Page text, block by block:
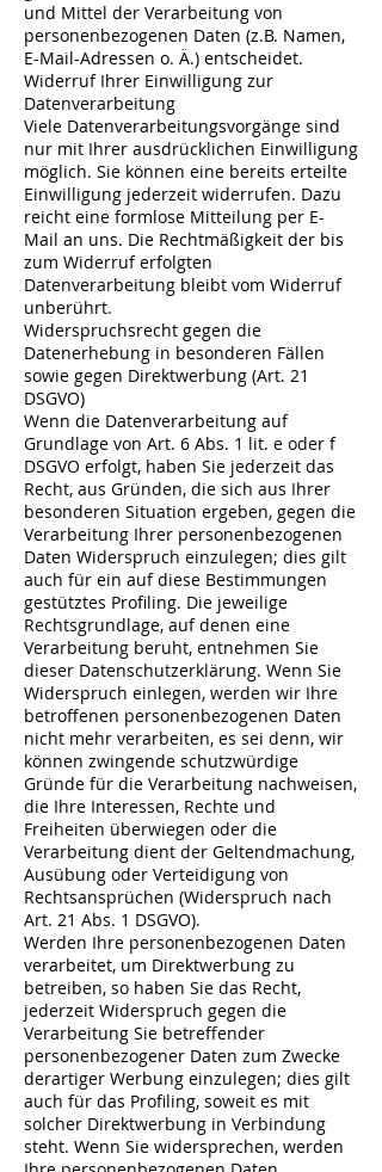
und Mittel der Verarbeitung von
personenbezogenen Daten (z.B. Namen,
E-Mail-Adressen o. Ä.) entscheidet.
Widerruf Ihrer Einwilligung zur
Datenverarbeitung
Viele Datenverarbeitungsvorgänge sind
nur mit Ihrer ausdrücklichen Einwilligung
möglich. Sie können eine bereits erteilte
Einwilligung jederzeit widerrufen. Dazu
reicht eine formlose Mitteilung per E-
Mail an uns. Die Rechtmäßigkeit der bis
zum Widerruf erfolgten
Datenverarbeitung bleibt vom Widerruf
unberührt.
Widerspruchsrecht gegen die
Datenerhebung in besonderen Fällen
sowie gegen Direktwerbung (Art. 21
DSGVO)
Wenn die Datenverarbeitung auf
Grundlage von Art. 6 Abs. 1 lit. e oder f
DSGVO erfolgt, haben Sie jederzeit das
Recht, aus Gründen, die sich aus Ihrer
besonderen Situation ergeben, gegen die
Verarbeitung Ihrer personenbezogenen
Daten Widerspruch einzulegen; dies gilt
auch für ein auf diese Bestimmungen
gestütztes Profiling. Die jeweilige
Rechtsgrundlage, auf denen eine
Verarbeitung beruht, entnehmen Sie
dieser Datenschutzerklärung. Wenn Sie
Widerspruch einlegen, werden wir Ihre
betroffenen personenbezogenen Daten
nicht mehr verarbeiten, es sei denn, wir
können zwingende schutzwürdige
Gründe für die Verarbeitung nachweisen,
die Ihre Interessen, Rechte und
Freiheiten überwiegen oder die
Verarbeitung dient der Geltendmachung,
Ausübung oder Verteidigung von
Rechtsansprüchen (Widerspruch nach
Art. 21 Abs. 1 DSGVO).
Werden Ihre personenbezogenen Daten
verarbeitet, um Direktwerbung zu
betreiben, so haben Sie das Recht,
jederzeit Widerspruch gegen die
Verarbeitung Sie betreffender
personenbezogener Daten zum Zwecke
derartiger Werbung einzulegen; dies gilt
auch für das Profiling, soweit es mit
solcher Direktwerbung in Verbindung
steht. Wenn Sie widersprechen, werden